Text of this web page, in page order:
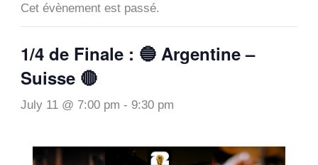
Cet évènement est passé.
1/4 de Finale : 🔵 Argentine –
Suisse 🔴
July 11 @ 7:00 pm - 9:30 pm